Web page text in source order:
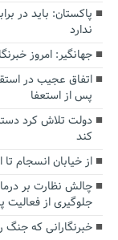
پاکستان: باید در
ندارد
جهانگیر: امروز
پس از استعفا
دولت تلاش کرد
کند
از خیابان انسجام تا
چالش نظارت بر
جلوگیری از فعالیت
خبرنگارانی که جنگ